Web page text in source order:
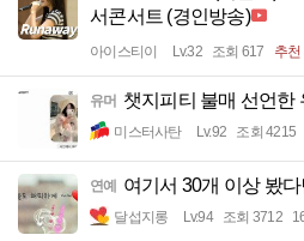
서콘서트 (경인방송)
아이스티이 Lv.32 조회 617 추천
유머 챗지피티 불매 선언한
미스터사탄 Lv.92 조회 4215
연예 여기서 30개 이상 봤
달섭지롱 Lv.94 조회 3712